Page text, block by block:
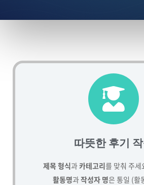
따뜻한 후기
제목 형식과카테고리를 맞춰 주
활동명과작성자 명은 통일 (활